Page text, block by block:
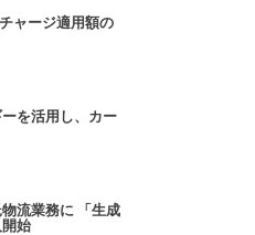
ャージ適用額の
を活用し、カー
流業務に 「生成
始